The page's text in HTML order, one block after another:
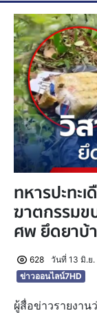
ทหารปะทะ
ฆาตกรรมข
ศพ ยึดยาบ้
628
วันที่ 13 มิ.ย.
ข่าวออนไลน์7HD
ผู้สื่อข่าวรายงาน